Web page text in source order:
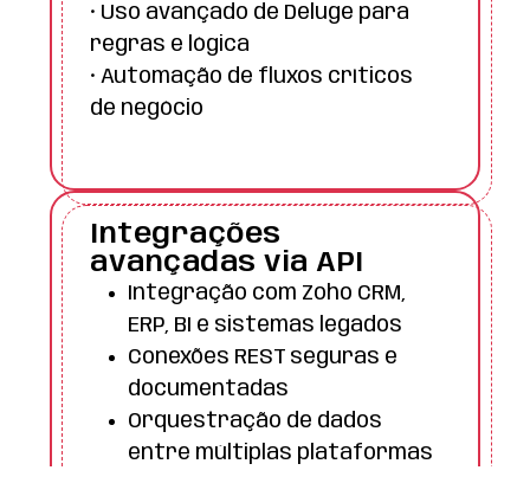
• Uso avançado de Deluge para
regras e lógica
• Automação de fluxos críticos
de negócio
Integrações
avançadas via API
Integração com Zoho CRM,
ERP, BI e sistemas legados
Conexões REST seguras e
documentadas
Orquestração de dados
entre múltiplas plataformas